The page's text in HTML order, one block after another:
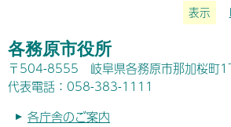
表示
各務原市役所
〒504-8555 岐阜県各務原市那加桜町1
代表電話：058-383-1111
各庁舎のご案内